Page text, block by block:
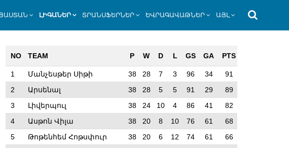
ԼԻԳԱՆԵՐ ՏՐԱՆՍՖԵՐՆԵՐ ԵՎՐԱԳԱՎԱԹՆԵՐ ԱՅԼ
NO TEAM P W D L GS GA PTS
1 Մանչեսթեր Սիթի 38 28 7 3 96 34
91
2
Արսենալ 38 28 5 5 91 29
89
3
Լիվերպուլ 38 24 10 4 86 41
82
4
Ասթոն Վիլա 38 20 8 10 76 61
68
5
Թոթենհեմ Հոթսփուր 38 20 6 12 74 61
66